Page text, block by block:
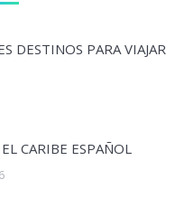
DESTINOS PARA VIAJAR
CARIBE ESPAÑOL